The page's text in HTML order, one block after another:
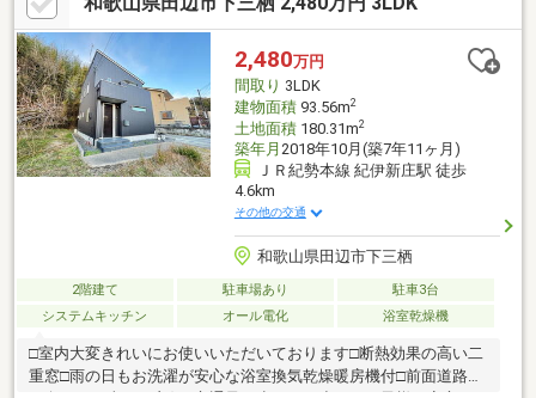
計画、ローン、節税対策についてもご説明致します。☆アフター
ケア☆ご購入後のアフターケアも当社にお任せ下さい。不動産全
般に関わるご相談も当社スタッフが分かりやすくご説明、ご対応
致します。◇まずはお気軽にお問い合わせ下さい◇
2,480万円
間取り 3LDK
建物面積93.56m2
土地面積180.31m2
築年月 2018年10月(築7年11ヶ月)
ＪＲ紀勢本線 紀伊新庄駅 徒歩
4.6km
その他の交通
和歌山県田辺市下三栖
2階建て 駐車場あり
駐車3台
システムキッチン
オール電化 浴室乾燥機
□室内大変きれいにお使いいただいております□断熱効果の高い二
重窓□雨の日もお洗濯が安心な浴室換気乾燥暖房機付□前面道路南